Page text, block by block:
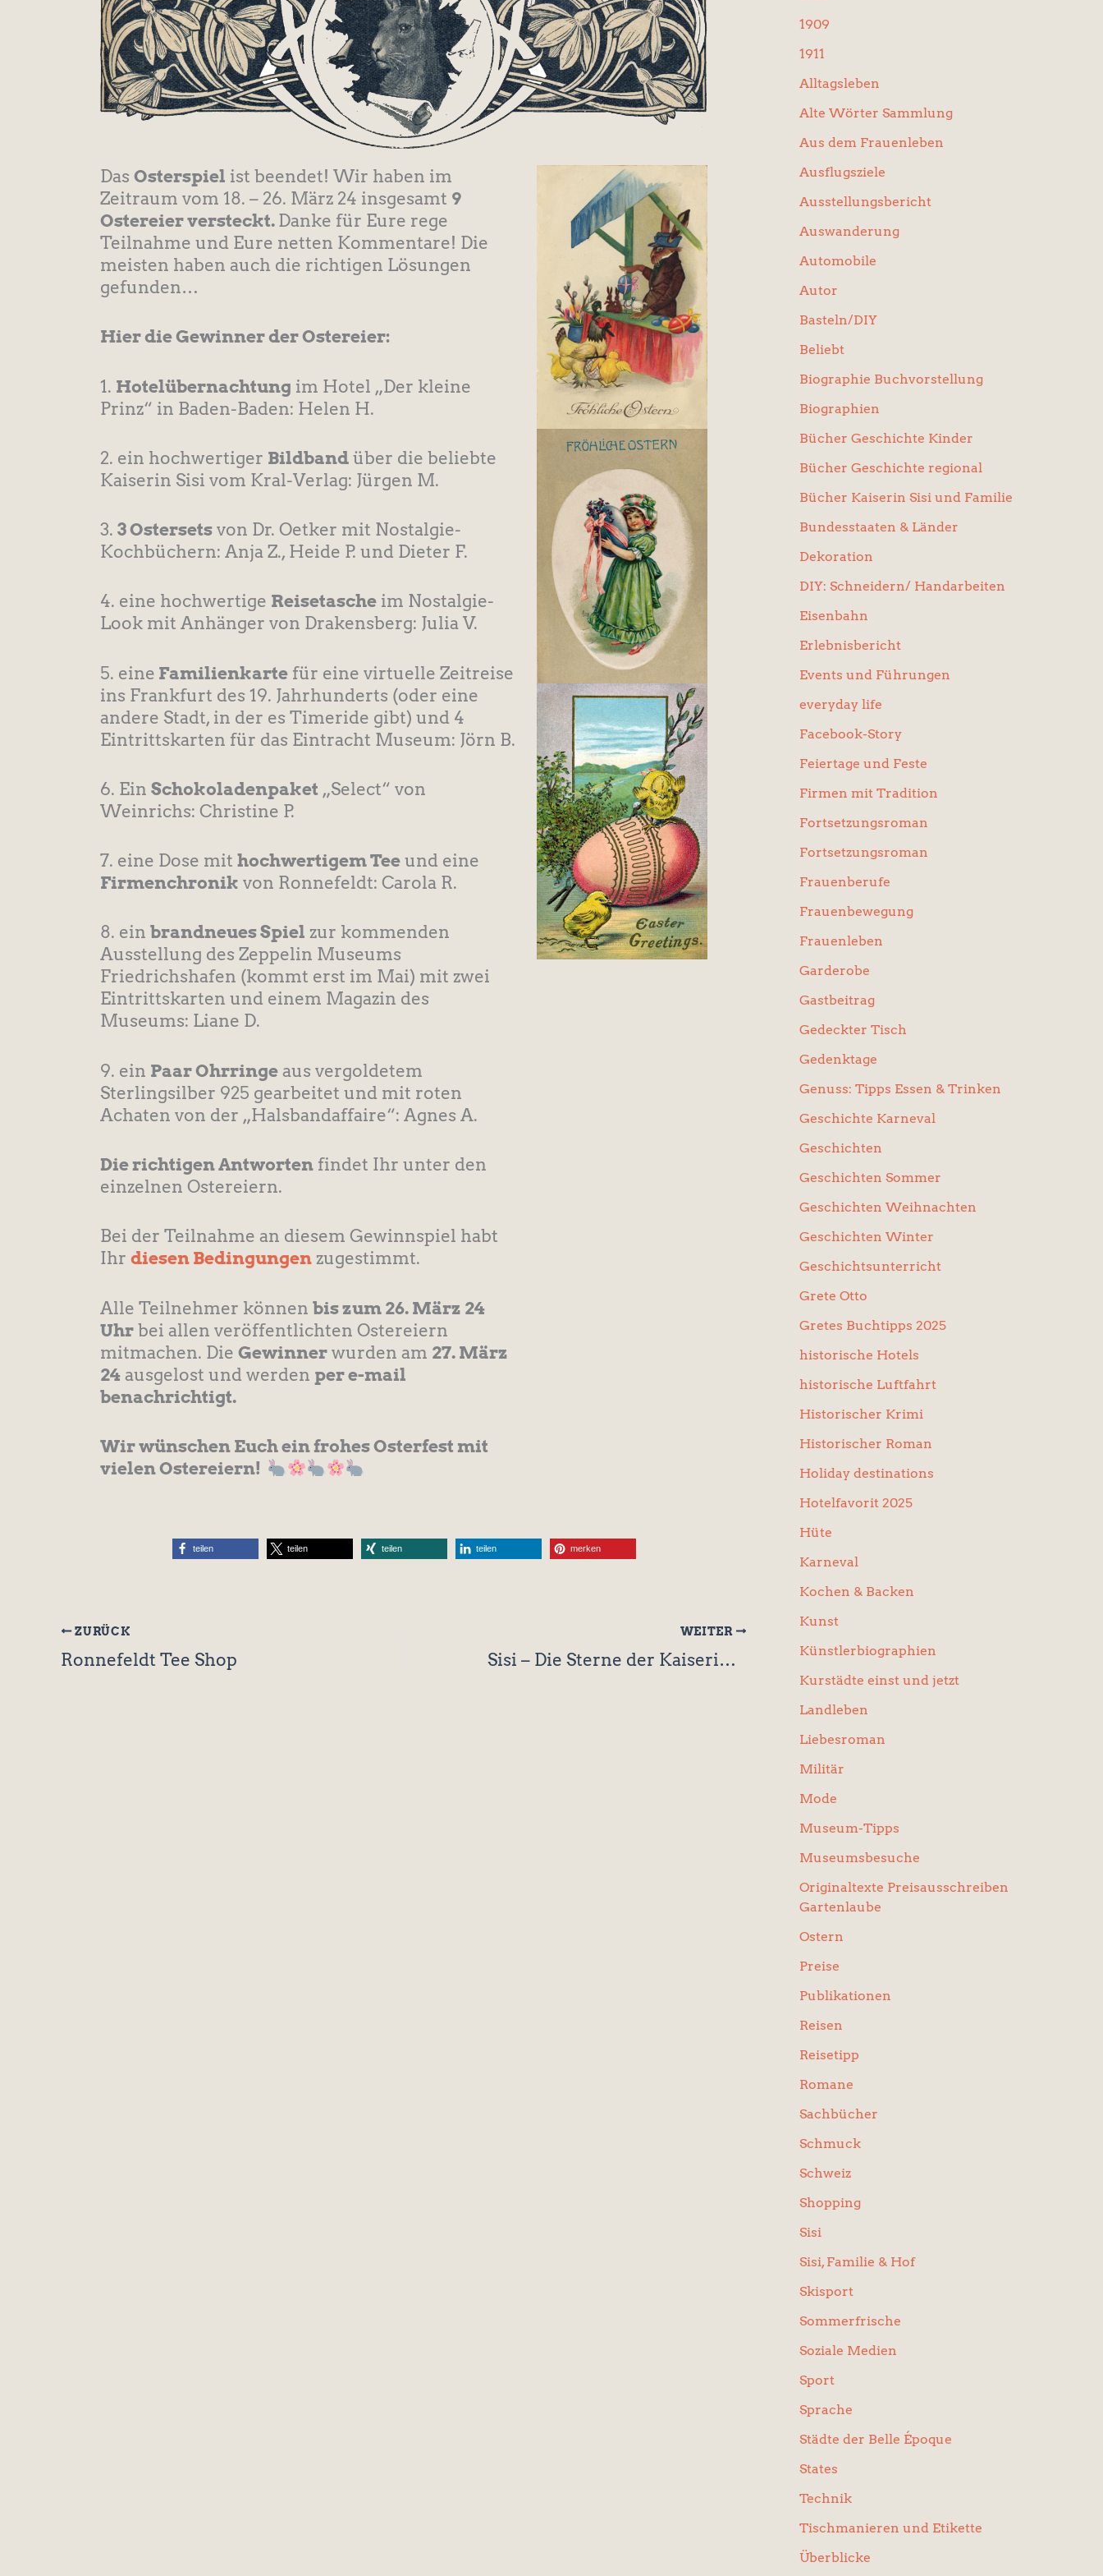
Das Osterspiel ist beendet! Wir haben im
Zeitraum vom 18. – 26. März 24 insgesamt 9
Ostereier versteckt. Danke für Eure rege
Teilnahme und Eure netten Kommentare! Die
meisten haben auch die richtigen Lösungen
gefunden…
Hier die Gewinner der Ostereier:
1. Hotelübernachtung im Hotel „Der kleine
Prinz“ in Baden-Baden: Helen H.
2. ein hochwertiger Bildband über die beliebte
Kaiserin Sisi vom Kral-Verlag: Jürgen M.
3. 3 Ostersets von Dr. Oetker mit Nostalgie-
Kochbüchern: Anja Z., Heide P. und Dieter F.
4. eine hochwertige Reisetasche im Nostalgie-
Look mit Anhänger von Drakensberg: Julia V.
5. eine Familienkarte für eine virtuelle Zeitreise
ins Frankfurt des 19. Jahrhunderts (oder eine
andere Stadt, in der es Timeride gibt) und 4
Eintrittskarten für das Eintracht Museum: Jörn B.
6. Ein Schokoladenpaket „Select“ von
Weinrichs: Christine P.
7. eine Dose mit hochwertigem Tee und eine
Firmenchronik von Ronnefeldt: Carola R.
8. ein brandneues Spiel zur kommenden
Ausstellung des Zeppelin Museums
Friedrichshafen (kommt erst im Mai) mit zwei
Eintrittskarten und einem Magazin des
Museums: Liane D.
9. ein Paar Ohrringe aus vergoldetem
Sterlingsilber 925 gearbeitet und mit roten
Achaten von der „Halsbandaffaire“: Agnes A.
Die richtigen Antworten findet Ihr unter den
einzelnen Ostereiern.
Bei der Teilnahme an diesem Gewinnspiel habt
Ihr diesen Bedingungen zugestimmt.
Alle Teilnehmer können bis zum 26. März 24
Uhr bei allen veröffentlichten Ostereiern
mitmachen. Die Gewinner wurden am 27. März
24 ausgelost und werden per e-mail
benachrichtigt.
Wir wünschen Euch ein frohes Osterfest mit
vielen Ostereiern!
teilen teilen teilen teilen merken
ZURÜCK
Ronnefeldt Tee Shop
WEITER
Sisi – Die Sterne der Kaiserin (Mara Andeck)
1909
1911
Alltagsleben
Alte Wörter Sammlung
Aus dem Frauenleben
Ausflugsziele
Ausstellungsbericht
Auswanderung
Automobile
Autor
Basteln/DIY
Beliebt
Biographie Buchvorstellung
Biographien
Bücher Geschichte Kinder
Bücher Geschichte regional
Bücher Kaiserin Sisi und Familie
Bundesstaaten & Länder
Dekoration
DIY: Schneidern/ Handarbeiten
Eisenbahn
Erlebnisbericht
Events und Führungen
everyday life
Facebook-Story
Feiertage und Feste
Firmen mit Tradition
Fortsetzungsroman
Fortsetzungsroman
Frauenberufe
Frauenbewegung
Frauenleben
Garderobe
Gastbeitrag
Gedeckter Tisch
Gedenktage
Genuss: Tipps Essen & Trinken
Geschichte Karneval
Geschichten
Geschichten Sommer
Geschichten Weihnachten
Geschichten Winter
Geschichtsunterricht
Grete Otto
Gretes Buchtipps 2025
historische Hotels
historische Luftfahrt
Historischer Krimi
Historischer Roman
Holiday destinations
Hotelfavorit 2025
Hüte
Karneval
Kochen & Backen
Kunst
Künstlerbiographien
Kurstädte einst und jetzt
Landleben
Liebesroman
Militär
Mode
Museum-Tipps
Museumsbesuche
Originaltexte Preisausschreiben
Gartenlaube
Ostern
Preise
Publikationen
Reisen
Reisetipp
Romane
Sachbücher
Schmuck
Schweiz
Shopping
Sisi
Sisi, Familie & Hof
Skisport
Sommerfrische
Soziale Medien
Sport
Sprache
Städte der Belle Époque
States
Technik
Tischmanieren und Etikette
Überblicke